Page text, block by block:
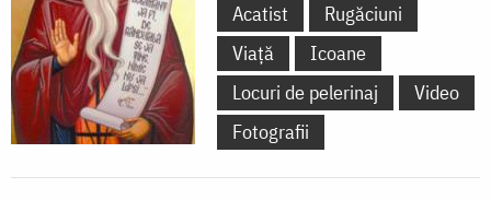
Acatist
Rugăciuni
Viață
Icoane
Locuri de pelerinaj
Video
Fotografii